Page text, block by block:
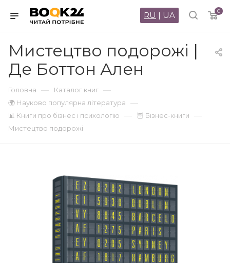
0
RU | UA
Мистецтво подорожі |
Де Боттон Ален
Головна — Каталог книг —
🌍 Науково популярна література —
📊 Книги про бізнес і психологію — 🦉 Бізнес-книги —
Мистецтво подорожі